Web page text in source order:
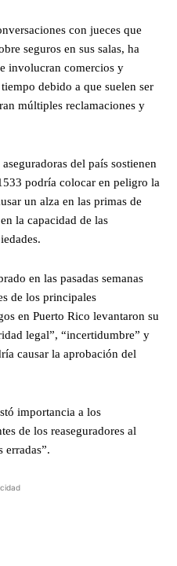
con jueces que
seguros en sus salas, ha
involucran comercios y
debido a que suelen ser
múltiples reclamaciones y
del país sostienen
podría colocar en peligro la
un alza en las primas de
la capacidad de las
en las pasadas semanas
de los principales
en Puerto Rico levantaron su
legal”, “incertidumbre” y
causar la aprobación del
importancia a los
de los reaseguradores al
erradas”.